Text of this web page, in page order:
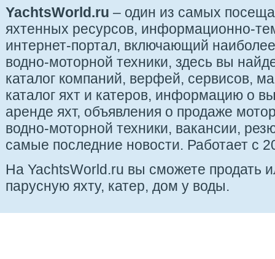
YachtsWorld.ru – один из самых
яхтенных ресурсов, информационно-
интернет-портал, включающий
водно-моторной техники, здесь вы
каталог компаний, верфей, сервисов,
каталог яхт и катеров, информацию о
аренде яхт, объявления о продаже
водно-моторной техники, вакансии,
самые последние новости. Работает с
На YachtsWorld.ru вы сможете продать
парусную яхту, катер, дом у воды.